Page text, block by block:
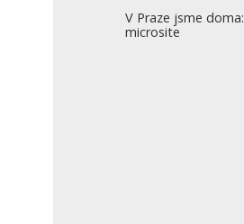
V Praze jsme doma:
microsite